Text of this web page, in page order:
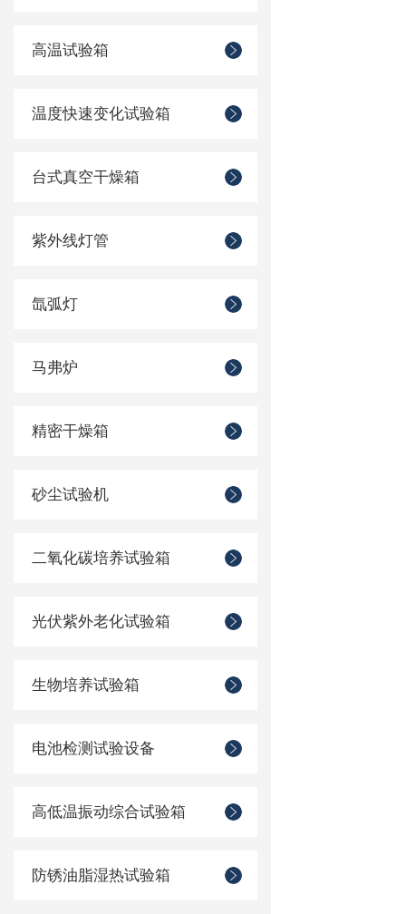
高温试验箱
温度快速变化试验箱
台式真空干燥箱
紫外线灯管
氙弧灯
马弗炉
精密干燥箱
砂尘试验机
二氧化碳培养试验箱
光伏紫外老化试验箱
生物培养试验箱
电池检测试验设备
高低温振动综合试验箱
防锈油脂湿热试验箱